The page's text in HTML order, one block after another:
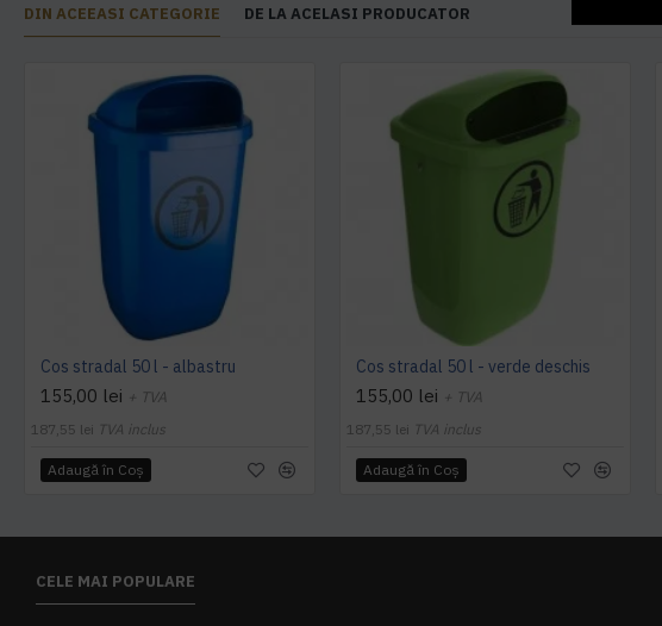
DIN ACEEASI CATEGORIE DE LA ACELASI PRODUCATOR
Cos stradal 50 l - albastru
155,00 lei + TVA
187,55 lei TVA inclus
Adaugă în Coş
Cos stradal 50 l - verde deschis
155,00 lei + TVA
187,55 lei TVA inclus
Adaugă în Coş
CELE MAI POPULARE